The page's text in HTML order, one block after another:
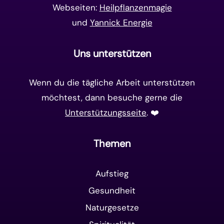
Webseiten: Heilpflanzenmagie
und Yannick Energie
Uns unterstützen
Wenn du die tägliche Arbeit unterstützen
möchtest, dann besuche gerne die
Unterstützungsseite. ❤️️
Themen
Aufstieg
Gesundheit
Naturgesetze